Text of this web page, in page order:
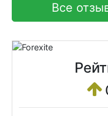
Все